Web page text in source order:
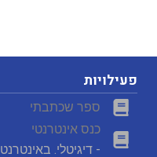
פעילויות
ספר שכתבתי
כנס אינטרנטי
- דיגיטלי. באינטרנט